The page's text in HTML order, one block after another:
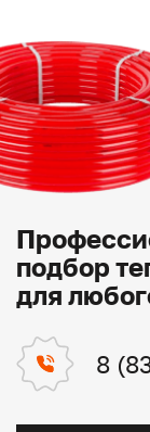
подбор
для
8